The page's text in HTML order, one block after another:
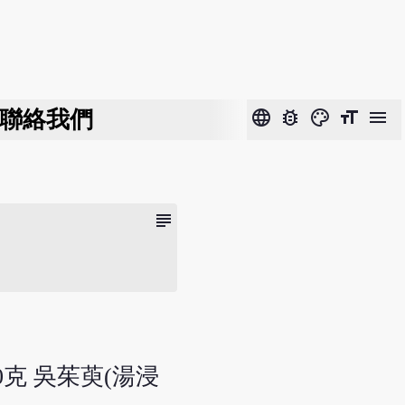
聯絡我們 language bug_report color_lens format_size menu
subject
吳茱萸(湯浸